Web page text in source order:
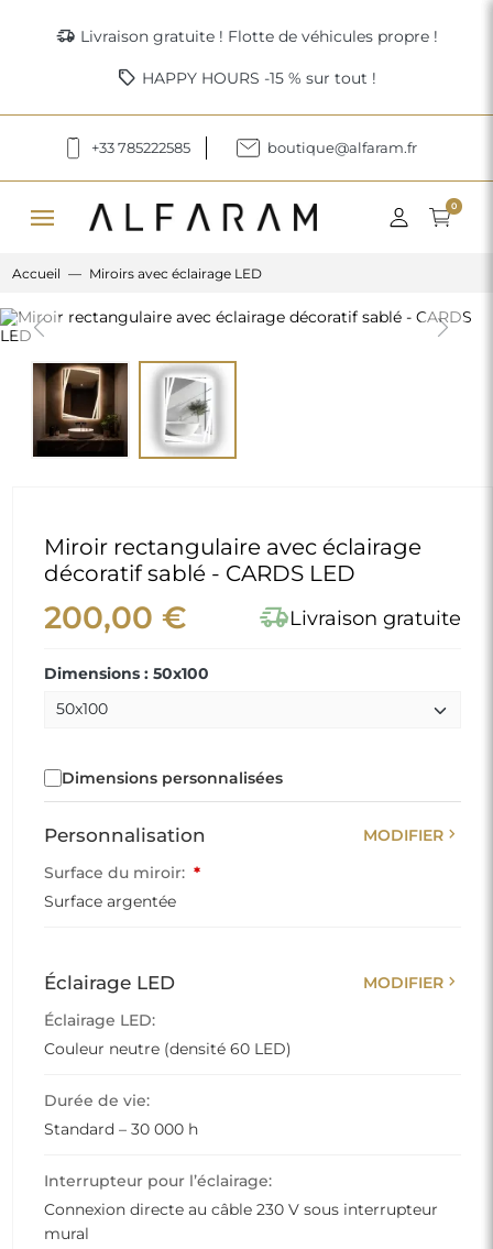
delivery_truck_speed Livraison gratuite ! Flotte de véhicules propre !
sell HAPPY HOURS -15 % sur tout !
+33 785222585 boutique@alfaram.fr
menu 0
Accueil Miroirs avec éclairage LED
Previous Next
Miroir rectangulaire avec éclairage
décoratif sablé - CARDS LED
200,00 € delivery_truck_speedLivraison gratuite
Dimensions : 50x100
Dimensions personnalisées
Personnalisation MODIFIER chevron_right
Surface du miroir: *
Surface argentée
Éclairage LED MODIFIER chevron_right
Éclairage LED:
Couleur neutre (densité 60 LED)
Durée de vie:
Standard – 30 000 h
Interrupteur pour l’éclairage:
Connexion directe au câble 230 V sous interrupteur
mural